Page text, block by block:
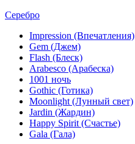
Серебро
Impression (Впечатления)
Gem (Джем)
Flash (Блеск)
Arabesco (Арабеска)
1001 ночь
Gothic (Готика)
Moonlight (Лунный свет)
Jardin (Жардин)
Happy Spirit (Счастье)
Gala (Гала)